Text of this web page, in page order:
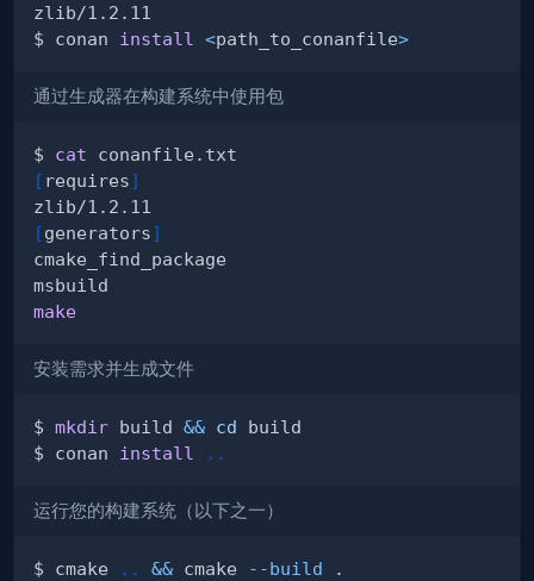
$ conan install <path_to_conanfile>
通过生成器在构建系统中使用包
$ cat
[ requires]
[generators]
make
安装需求并生成文件
$ mkdir build && cd
$ conan install ..
运行您的构建系统（以下之一）
$ cmake .. && cmake --build
.